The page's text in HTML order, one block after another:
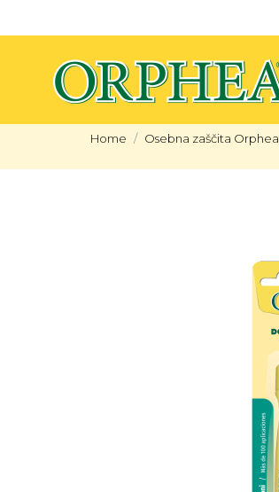
Home Osebna zaščita Orphea